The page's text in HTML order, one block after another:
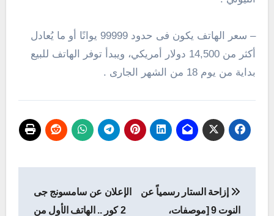
– سعر الهاتف يكون فى حدود 99999 يوانًا أو ما يُعادل
أكثر من 14,500 دولار أمريكي، ويبدأ توفر الهاتف للبيع
بداية من يوم 18 من الشهر الجارى .
المقالات
إزاحة الستار رسمياً عن
النوت 9 [موصفات،
الإعلان عن سامسونج جى
2 كور .. الهاتف الأول من